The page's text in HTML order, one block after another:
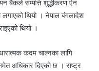
बैंकले सम्पत्ति शुद्धीकरण ऐन
थियो । नेपाल बंगलादेश
थियो ।
कदम चाल्नका लागि
अधिकार दिएको छ । राष्ट्र